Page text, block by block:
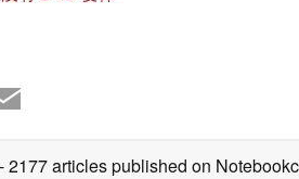
- 2177 articles published on